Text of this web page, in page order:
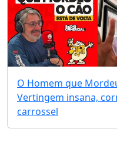
O Homem que
Vertingem insana,
carrossel